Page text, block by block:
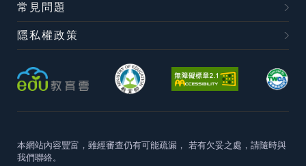
常見問題
隱私權政策
本網站內容豐富，雖經審查仍有可能疏漏， 若有欠妥之處，請隨時與
我們聯絡。